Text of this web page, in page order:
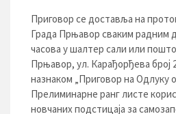
Приговор се доставља на
Града Прњавор сваким радним
часова у шалтер сали или
Прњавор, ул. Карађорђева број
назнаком „Приговор на Одлуку
Прелиминарне ранг листе
новчаних подстицаја за